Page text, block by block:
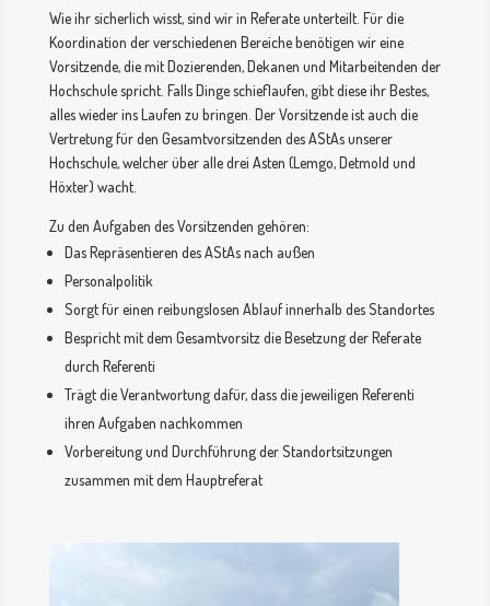
Wie ihr sicherlich wisst, sind wir in Referate unterteilt. Für die
Koordination der verschiedenen Bereiche benötigen wir eine
Vorsitzende, die mit Dozierenden, Dekanen und Mitarbeitenden der
Hochschule spricht. Falls Dinge schieflaufen, gibt diese ihr Bestes,
alles wieder ins Laufen zu bringen. Der Vorsitzende ist auch die
Vertretung für den Gesamtvorsitzenden des AStAs unserer
Hochschule, welcher über alle drei Asten (Lemgo, Detmold und
Höxter) wacht.
Zu den Aufgaben des Vorsitzenden gehören:
Das Repräsentieren des AStAs nach außen
Personalpolitik
Sorgt für einen reibungslosen Ablauf innerhalb des Standortes
Bespricht mit dem Gesamtvorsitz die Besetzung der Referate
durch Referenti
Trägt die Verantwortung dafür, dass die jeweiligen Referenti
ihren Aufgaben nachkommen
Vorbereitung und Durchführung der Standortsitzungen
zusammen mit dem Hauptreferat